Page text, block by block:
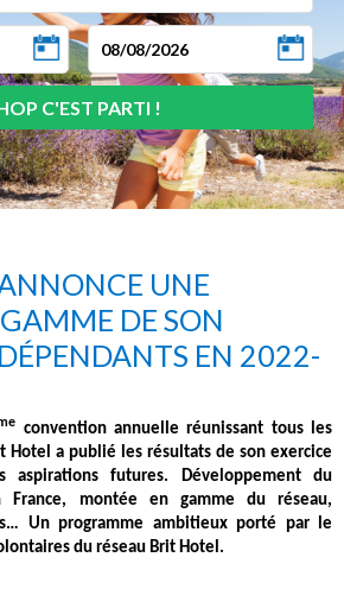
UNE
DE SON
EN 2022-
convention annuelle réunissant tous les
Hotel a publié les résultats de son exercice
aspirations futures. Développement du
France, montée en gamme du réseau,
Un programme ambitieux porté par le
du réseau Brit Hotel.